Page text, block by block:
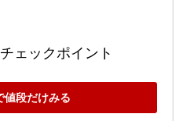
ェックポイント
値段だけみる